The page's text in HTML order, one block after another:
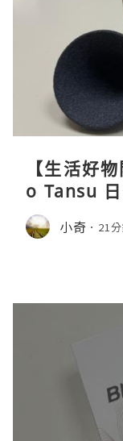
【生活好
o Tansu
親身試用＆
小奇 21